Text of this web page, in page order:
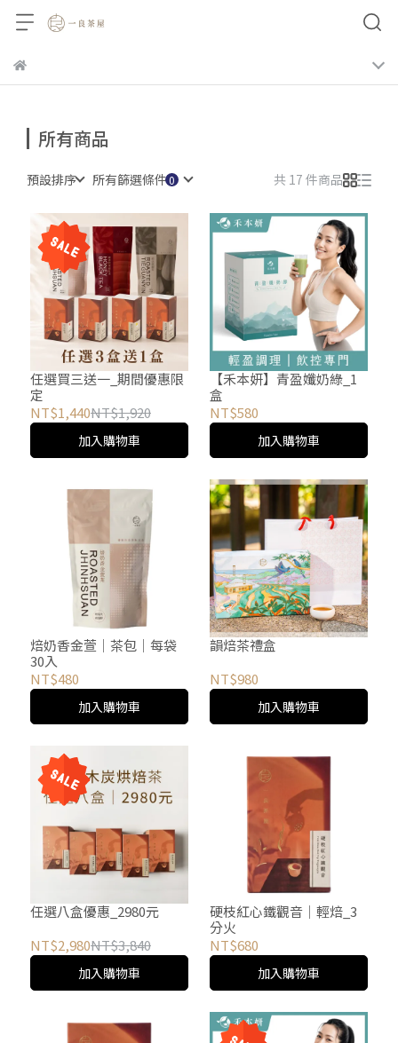
所有商品
預設排序 所有篩選條件 共 17 件商品
任選買三送一_期間優惠限
定
NT$1,440NT$1,920
加入購物車
【禾本妍】青盈孅奶綠_1
盒
NT$580
加入購物車
焙奶香金萱│茶包│每袋
30入
NT$480
加入購物車
韻焙茶禮盒
NT$980
加入購物車
任選八盒優惠_2980元
NT$2,980NT$3,840
加入購物車
硬枝紅心鐵觀音│輕焙_3
分火
NT$680
加入購物車